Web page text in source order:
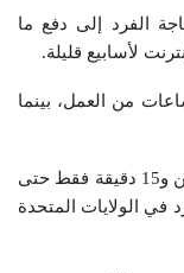
الفرد إلى دفع ما
يحتاج الفرد إلى ما يقارب 8 ساعات من العمل، بينما
أما في أوروبا، فيحتاج الفرد إلى العمل ساعتين و15 دقيقة فقط حتى
في الولايات المتحدة